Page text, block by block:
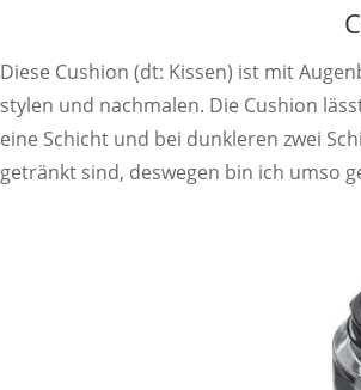
Diese Cushion (dt: Kissen) ist mit
stylen und nachmalen. Die Cushion
eine Schicht und bei dunkleren zwei
getränkt sind, deswegen bin ich umso